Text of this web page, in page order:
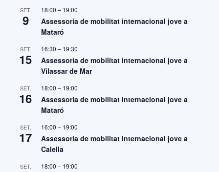
SET.
9
18:00 – 19:00
Assessoria de mobilitat internacional jove a
Mataró
SET.
15
16:30 – 19:30
Assessoria de mobilitat internacional jove a
Vilassar de Mar
SET.
16
18:00 – 19:00
Assessoria de mobilitat internacional jove a
Mataró
SET.
17
16:00 – 19:00
Assessoria de mobilitat internacional jove a
Calella
SET. 18:00 – 19:00